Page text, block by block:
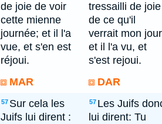
de joie de voir
cette mienne
journée; et il l'a
vue, et s'en est
réjoui.
tressailli de joie
de ce qu'il
verrait mon
et il l'a vu, et
s'est rejoui.
MAR DAR
57 Sur cela les
Juifs lui dirent :
57 Les Juifs
lui dirent: Tu